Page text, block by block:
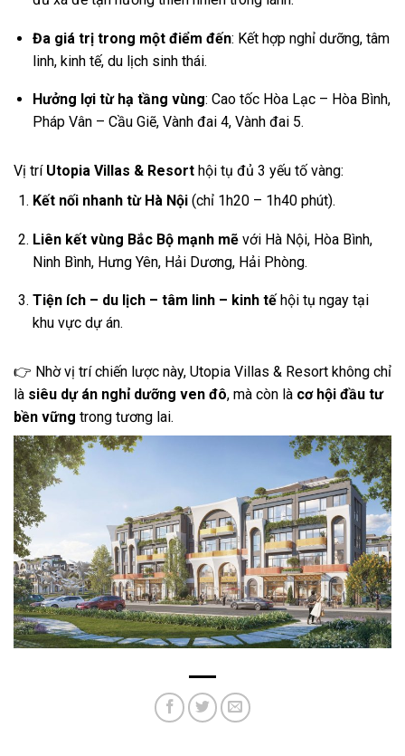
Đa giá trị trong một điểm đến: Kết hợp nghỉ dưỡng, tâm
linh, kinh tế, du lịch sinh thái.
Hưởng lợi từ hạ tầng vùng: Cao tốc Hòa Lạc – Hòa Bình,
Pháp Vân – Cầu Giẽ, Vành đai 4, Vành đai 5.
Vị trí Utopia Villas & Resort hội tụ đủ 3 yếu tố vàng:
Kết nối nhanh từ Hà Nội(chỉ 1h20 – 1h40 phút).
Liên kết vùng Bắc Bộ mạnh mẽvới Hà Nội, Hòa Bình,
Ninh Bình, Hưng Yên, Hải Dương, Hải Phòng.
Tiện ích – du lịch – tâm linh – kinh tếhội tụ ngay tại
khu vực dự án.
👉 Nhờ vị trí chiến lược này, Utopia Villas & Resort không chỉ
là siêu dự án nghỉ dưỡng ven đô, mà còn là cơ hội đầu tư
bền vững trong tương lai.